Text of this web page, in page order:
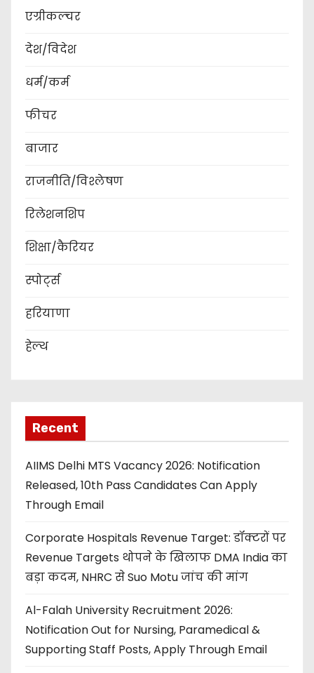
एग्रीकल्चर
देश/विदेश
धर्म/कर्म
फीचर
बाजार
राजनीति/विश्लेषण
रिलेशनशिप
शिक्षा/कैरियर
स्पोर्ट्स
हरियाणा
हेल्थ
Recent
AIIMS Delhi MTS Vacancy 2026: Notification
Released, 10th Pass Candidates Can Apply
Through Email
Corporate Hospitals Revenue Target: डॉक्टरों पर
Revenue Targets थोपने के खिलाफ DMA India का
बड़ा कदम, NHRC से Suo Motu जांच की मांग
Al-Falah University Recruitment 2026:
Notification Out for Nursing, Paramedical &
Supporting Staff Posts, Apply Through Email